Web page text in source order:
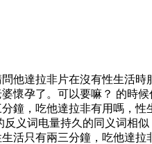
他達拉非片在沒有性生活
懷孕了。可以要嘛？ 的時
鐘，吃他達拉非有用嗎，
义词电量持久的同义词相似
活只有兩三分鐘，吃他達